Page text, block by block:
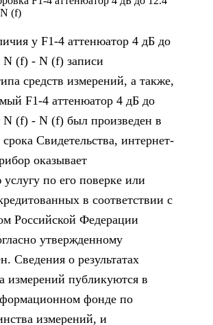
(f)
у F1-4 аттенюатор 4 дБ до
(f) - N (f) записи
средств измерений, а также,
F1-4 аттенюатор 4 дБ до
(f) - N (f) был произведен в
Свидетельства, интернет-
оказывает
по его поверке или
в соответствии с
Российской Федерации
утвержденному
Сведения о результатах
измерений публикуются в
фонде по
измерений, и